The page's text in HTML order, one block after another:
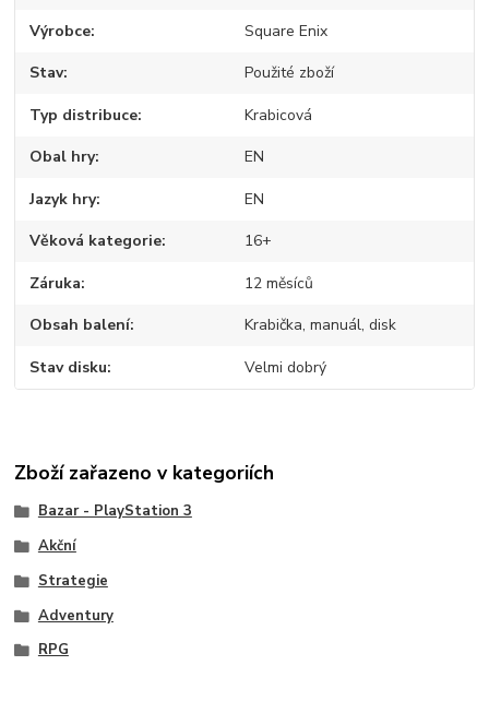
Výrobce Square Enix
Stav Použité zboží
Typ distribuce Krabicová
Obal hry EN
Jazyk hry EN
Věková kategorie 16+
Záruka 12 měsíců
Obsah balení Krabička, manuál, disk
Stav disku Velmi dobrý
Zboží zařazeno v kategoriích
Bazar - PlayStation 3
Akční
Strategie
Adventury
RPG